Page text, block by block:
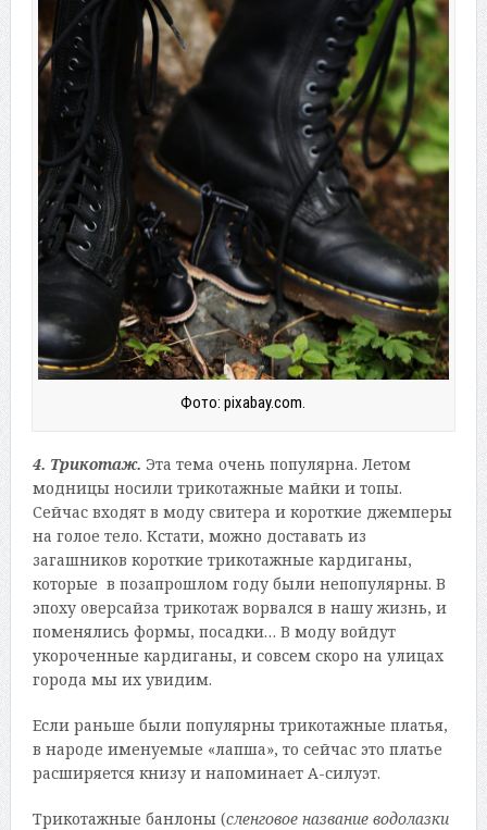
Фото: pixabay.com.
4. Трикотаж. Эта тема очень популярна. Летом
модницы носили трикотажные майки и топы.
Сейчас входят в моду свитера и короткие джемперы
на голое тело. Кстати, можно доставать из
загашников короткие трикотажные кардиганы,
которые в позапрошлом году были непопулярны. В
эпоху оверсайза трикотаж ворвался в нашу жизнь, и
поменялись формы, посадки… В моду войдут
укороченные кардиганы, и совсем скоро на улицах
города мы их увидим.
Если раньше были популярны трикотажные платья,
в народе именуемые «лапша», то сейчас это платье
расширяется книзу и напоминает А-силуэт.
Трикотажные банлоны (сленговое название водолазки